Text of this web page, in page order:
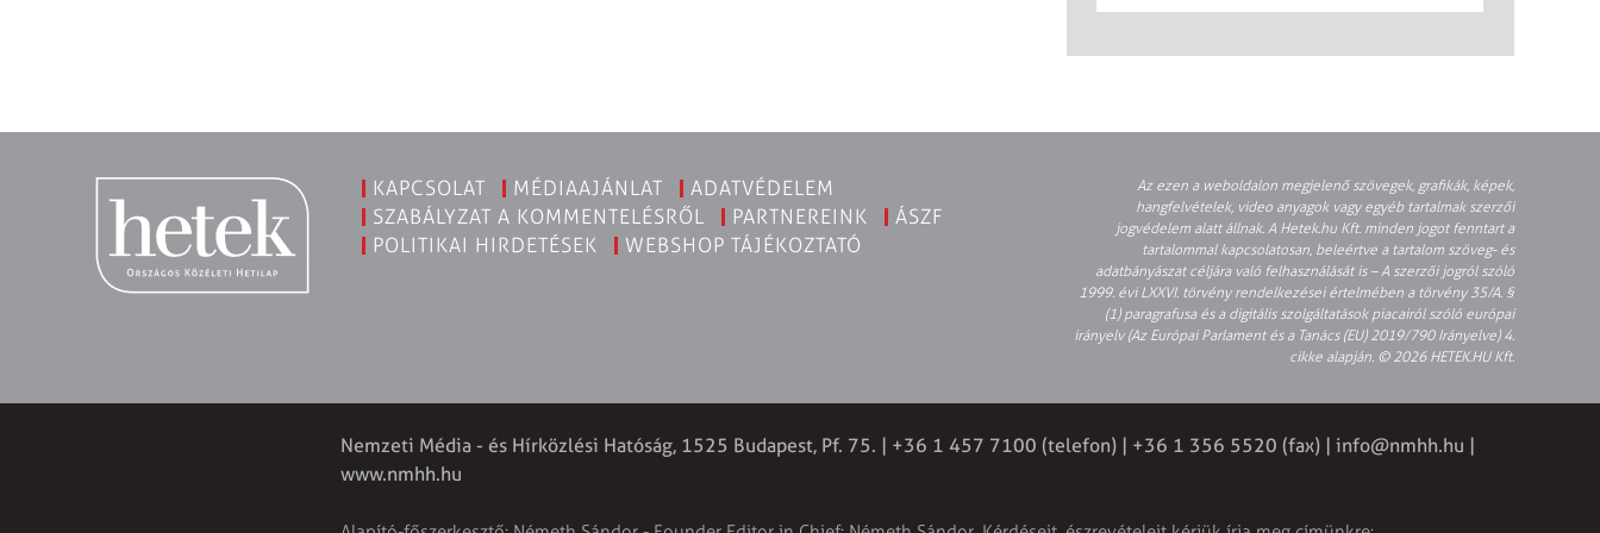
KAPCSOLAT MÉDIAAJÁNLAT
ADATVÉDELEM
SZABÁLYZAT A KOMMENTELÉSRŐL
PARTNEREINK
ÁSZF
POLITIKAI HIRDETÉSEK
WEBSHOP TÁJÉKOZTATÓ
Az ezen a weboldalon megjelenő szövegek, grafikák, képek,
hangfelvételek, video anyagok vagy egyéb tartalmak szerzői
jogvédelem alatt állnak. A Hetek.hu Kft. minden jogot fenntart a
tartalommal kapcsolatosan, beleértve a tartalom szöveg- és
adatbányászat céljára való felhasználását is – A szerzői jogról szóló
1999. évi LXXVI. törvény rendelkezései értelmében a törvény 35/A. §
(1) paragrafusa és a digitális szolgáltatások piacairól szóló európai
irányelv (Az Európai Parlament és a Tanács (EU) 2019/790 Irányelve) 4.
cikke alapján. © 2026 HETEK.HU Kft.
Nemzeti Média - és Hírközlési Hatóság, 1525 Budapest, Pf. 75. | +36 1 457 7100 (telefon) | +36 1 356 5520 (fax) | info@nmhh.hu |
www.nmhh.hu